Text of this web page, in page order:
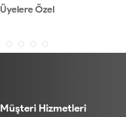
Üyelere Özel
Müşteri Hizmetleri